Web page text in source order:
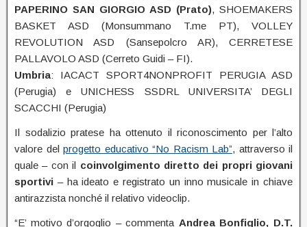
PAPERINO SAN GIORGIO ASD (Prato), SHOEMAKERS
BASKET ASD (Monsummano T.me PT), VOLLEY
REVOLUTION ASD (Sansepolcro AR), CERRETESE
PALLAVOLO ASD (Cerreto Guidi – FI).
Umbria: IACACT SPORT4NONPROFIT PERUGIA ASD
(Perugia) e UNICHESS SSDRL UNIVERSITA’ DEGLI
SCACCHI (Perugia)
Il sodalizio pratese ha ottenuto il riconoscimento per l’alto
valore del progetto educativo “No Racism Lab”, attraverso il
quale – con il coinvolgimento diretto dei propri giovani
sportivi – ha ideato e registrato un inno musicale in chiave
antirazzista nonché il relativo videoclip.
“E’ motivo d’orgoglio – commenta Andrea Bonfiglio, D.T.